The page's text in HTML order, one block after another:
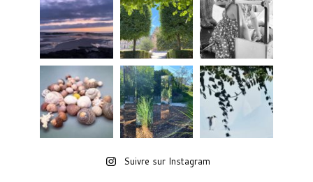
Suivre sur Instagram